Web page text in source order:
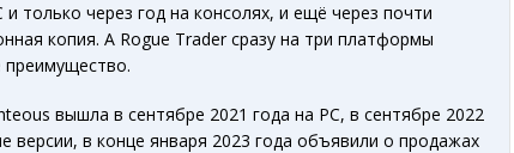
только через год на консолях, и ещё через почти
копия. А Rogue Trader сразу на три платформы
преимущество.
вышла в сентябре 2021 года на PC, в сентябре 2022
версии, в конце января 2023 года объявили о продажах